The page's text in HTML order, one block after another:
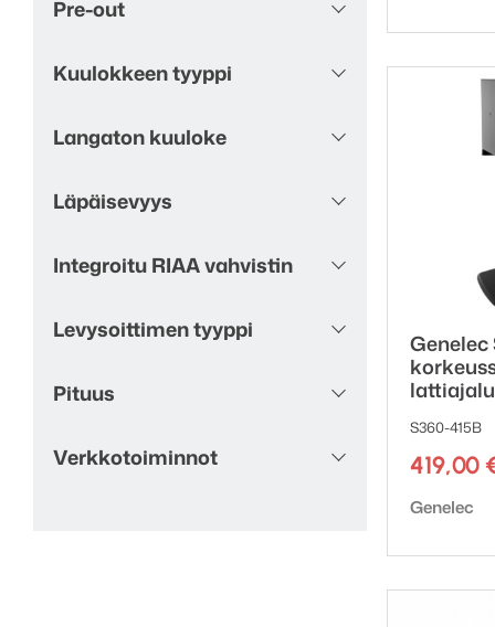
Titaani
Tumma puu 1
Vaaleanharmaa
Valkoinen betoni
ritilöillä
Vihreä
Warm Stone 1
Pre-out
Kuulokkeen tyyppi
Langaton kuuloke
Läpäisevyys
Integroitu RIAA vahvistin
Levysoittimen tyyppi
Pituus
Verkkotoiminnot
Genelec
S360-415B
419,00
Genelec